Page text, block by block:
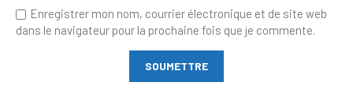
Enregistrer mon nom, courrier électronique et de site web
dans le navigateur pour la prochaine fois que je commente.